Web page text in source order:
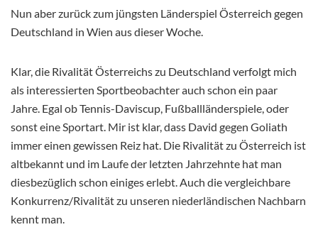
Nun aber zurück zum jüngsten Länderspiel Österreich gegen
Deutschland in Wien aus dieser Woche.
Klar, die Rivalität Österreichs zu Deutschland verfolgt mich
als interessierten Sportbeobachter auch schon ein paar
Jahre. Egal ob Tennis-Daviscup, Fußballländerspiele, oder
sonst eine Sportart. Mir ist klar, dass David gegen Goliath
immer einen gewissen Reiz hat. Die Rivalität zu Österreich ist
altbekannt und im Laufe der letzten Jahrzehnte hat man
diesbezüglich schon einiges erlebt. Auch die vergleichbare
Konkurrenz/Rivalität zu unseren niederländischen Nachbarn
kennt man.